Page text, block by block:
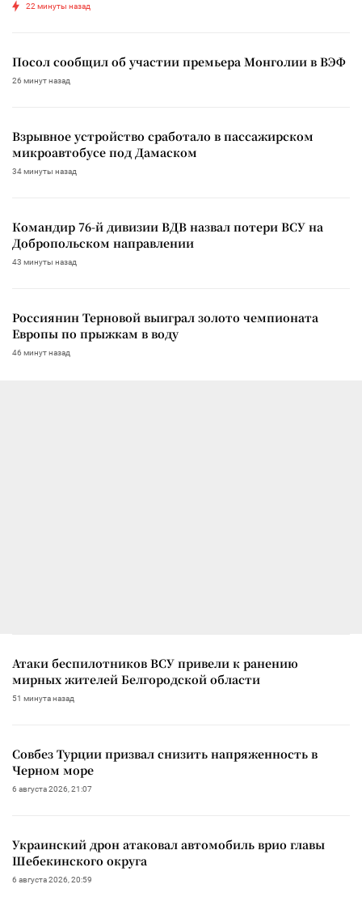
22 минуты назад
Посол сообщил об участии премьера Монголии в ВЭФ
26 минут назад
Взрывное устройство сработало в пассажирском
микроавтобусе под Дамаском
34 минуты назад
Командир 76-й дивизии ВДВ назвал потери ВСУ на
Добропольском направлении
43 минуты назад
Россиянин Терновой выиграл золото чемпионата
Европы по прыжкам в воду
46 минут назад
Атаки беспилотников ВСУ привели к ранению
мирных жителей Белгородской области
51 минута назад
Совбез Турции призвал снизить напряженность в
Черном море
6 августа 2026, 21:07
Украинский дрон атаковал автомобиль врио главы
Шебекинского округа
6 августа 2026, 20:59